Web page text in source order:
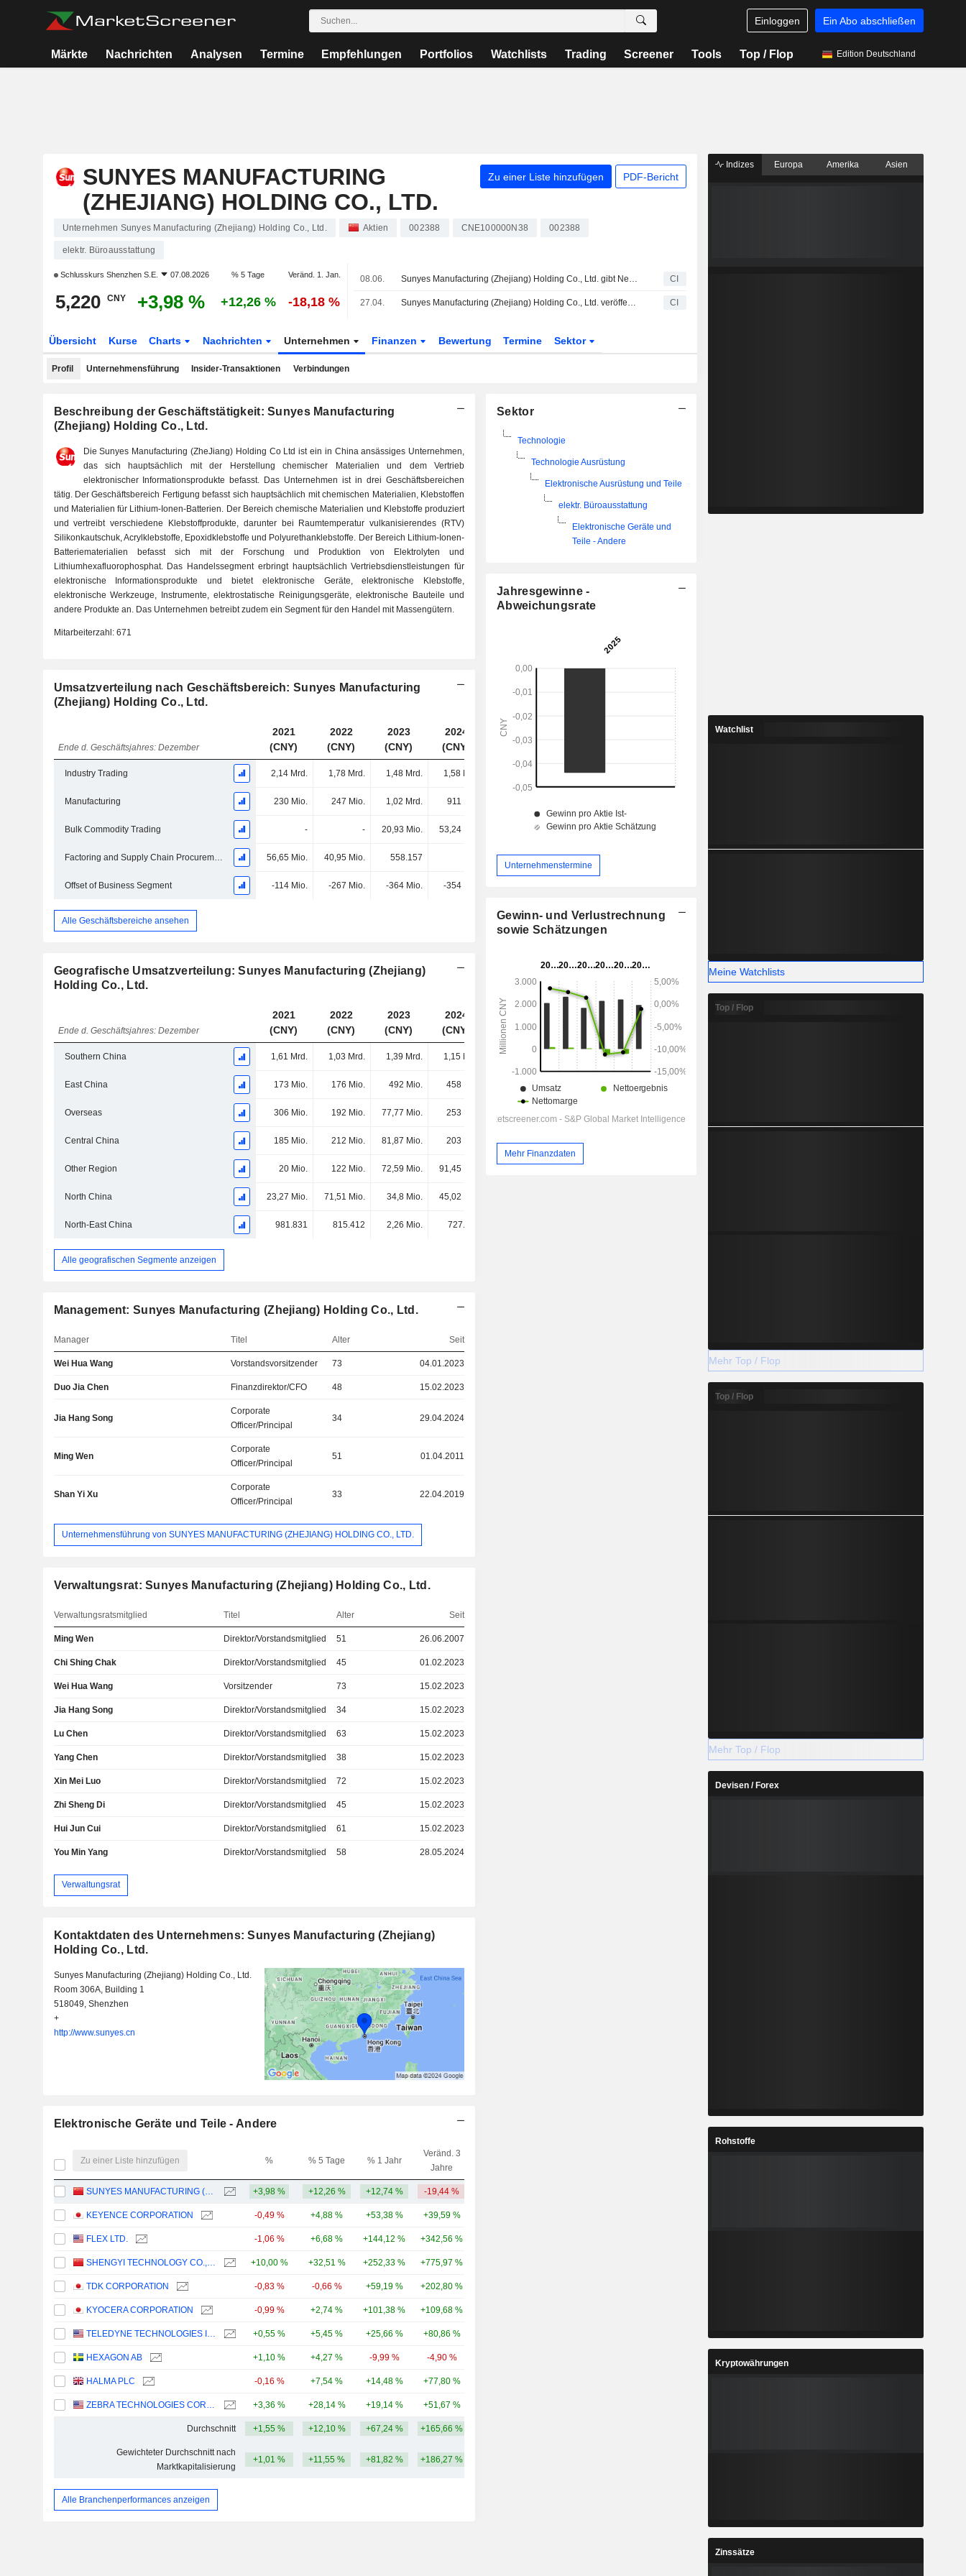
Einloggen Ein Abo abschließen
Märkte Nachrichten Analysen Termine Empfehlungen Portfolios Watchlists Trading Screener Tools Top / Flop Edition Deutschland
SUNYES MANUFACTURING
(ZHEJIANG) HOLDING CO., LTD.
Zu einer Liste hinzufügen PDF-Bericht
Unternehmen Sunyes Manufacturing (Zhejiang) Holding Co., Ltd. Aktien 002388 CNE100000N38 002388
elektr. Büroausstattung
Schlusskurs Shenzhen S.E. 07.08.2026 % 5 Tage Veränd. 1. Jan.
5,220 CNY +3,98 % +12,26 % -18,18 %
08.06. Sunyes Manufacturing (Zhejiang) Holding Co., Ltd. gibt Neubesetzungen im Board bekannt CI
27.04. Sunyes Manufacturing (Zhejiang) Holding Co., Ltd. veröffentlicht Ergebniszahlen für das erste Quartal zum 31. März 2026 CI
Übersicht Kurse Charts Nachrichten Unternehmen Finanzen Bewertung Termine Sektor
Profil Unternehmensführung Insider-Transaktionen Verbindungen
Beschreibung der Geschäftstätigkeit: Sunyes Manufacturing
(Zhejiang) Holding Co., Ltd.
Die Sunyes Manufacturing (ZheJiang) Holding Co Ltd ist ein in China ansässiges Unternehmen,
das sich hauptsächlich mit der Herstellung chemischer Materialien und dem Vertrieb
elektronischer Informationsprodukte befasst. Das Unternehmen ist in drei Geschäftsbereichen
tätig. Der Geschäftsbereich Fertigung befasst sich hauptsächlich mit chemischen Materialien, Klebstoffen
und Materialien für Lithium-Ionen-Batterien. Der Bereich chemische Materialien und Klebstoffe produziert
und vertreibt verschiedene Klebstoffprodukte, darunter bei Raumtemperatur vulkanisierendes (RTV)
Silikonkautschuk, Acrylklebstoffe, Epoxidklebstoffe und Polyurethanklebstoffe. Der Bereich Lithium-Ionen-
Batteriematerialien befasst sich mit der Forschung und Produktion von Elektrolyten und
Lithiumhexafluorophosphat. Das Handelssegment erbringt hauptsächlich Vertriebsdienstleistungen für
elektronische Informationsprodukte und bietet elektronische Geräte, elektronische Klebstoffe,
elektronische Werkzeuge, Instrumente, elektrostatische Reinigungsgeräte, elektronische Bauteile und
andere Produkte an. Das Unternehmen betreibt zudem ein Segment für den Handel mit Massengütern.
Mitarbeiterzahl: 671
Umsatzverteilung nach Geschäftsbereich: Sunyes Manufacturing
(Zhejiang) Holding Co., Ltd.
Ende d. Geschäftsjahres: Dezember
2021
(CNY)
2022
(CNY)
2023
(CNY)
2024
(CNY)
2025
(CNY)
Industry Trading 2,14 Mrd. 1,78 Mrd. 1,48 Mrd. 1,58 Mrd.
Manufacturing 230 Mio. 247 Mio. 1,02 Mrd. 911 Mio.
Bulk Commodity Trading - - 20,93 Mio. 53,24 Mio. 44,48 Mio.
Factoring and Supply Chain Procurement 56,65 Mio. 40,95 Mio. 558.157 -
Offset of Business Segment -114 Mio. -267 Mio. -364 Mio. -354 Mio.
Alle Geschäftsbereiche ansehen
Geografische Umsatzverteilung: Sunyes Manufacturing (Zhejiang)
Holding Co., Ltd.
Ende d. Geschäftsjahres: Dezember
2021
(CNY)
2022
(CNY)
2023
(CNY)
2024
(CNY)
2025
(CNY)
Southern China 1,61 Mrd. 1,03 Mrd. 1,39 Mrd. 1,15 Mrd. 939 Mio.
East China 173 Mio. 176 Mio. 492 Mio. 458 Mio. 385 Mio.
Overseas 306 Mio. 192 Mio. 77,77 Mio. 253 Mio.
Central China 185 Mio. 212 Mio. 81,87 Mio. 203 Mio. 136 Mio.
Other Region 20 Mio. 122 Mio. 72,59 Mio. 91,45 Mio.
North China 23,27 Mio. 71,51 Mio. 34,8 Mio. 45,02 Mio.
North-East China 981.831 815.412 2,26 Mio. 727.261
Alle geografischen Segmente anzeigen
Management: Sunyes Manufacturing (Zhejiang) Holding Co., Ltd.
Manager Titel Alter Seit
Wei Hua Wang Vorstandsvorsitzender 73 04.01.2023
Duo Jia Chen Finanzdirektor/CFO 48 15.02.2023
Jia Hang Song
Corporate
Officer/Principal
34 29.04.2024
Ming Wen
Corporate
Officer/Principal
51 01.04.2011
Shan Yi Xu
Corporate
Officer/Principal
33 22.04.2019
Unternehmensführung von SUNYES MANUFACTURING (ZHEJIANG) HOLDING CO., LTD.
Verwaltungsrat: Sunyes Manufacturing (Zhejiang) Holding Co., Ltd.
Verwaltungsratsmitglied Titel Alter Seit
Ming Wen Direktor/Vorstandsmitglied 51 26.06.2007
Chi Shing Chak Direktor/Vorstandsmitglied 45 01.02.2023
Wei Hua Wang Vorsitzender 73 15.02.2023
Jia Hang Song Direktor/Vorstandsmitglied 34 15.02.2023
Lu Chen Direktor/Vorstandsmitglied 63 15.02.2023
Yang Chen Direktor/Vorstandsmitglied 38 15.02.2023
Xin Mei Luo Direktor/Vorstandsmitglied 72 15.02.2023
Zhi Sheng Di Direktor/Vorstandsmitglied 45 15.02.2023
Hui Jun Cui Direktor/Vorstandsmitglied 61 15.02.2023
You Min Yang Direktor/Vorstandsmitglied 58 28.05.2024
Verwaltungsrat
Kontaktdaten des Unternehmens: Sunyes Manufacturing (Zhejiang)
Holding Co., Ltd.
Sunyes Manufacturing (Zhejiang) Holding Co., Ltd.
Room 306A, Building 1
518049, Shenzhen
+
http://www.sunyes.cn
Elektronische Geräte und Teile - Andere
Zu einer Liste hinzufügen % % 5 Tage % 1 Jahr
Veränd. 3
Jahre
SUNYES MANUFACTURING (ZHEJIANG) HOLDING CO., LTD. +3,98 % +12,26 % +12,74 % -19,44 %
KEYENCE CORPORATION -0,49 % +4,88 % +53,38 % +39,59 %
FLEX LTD. -1,06 % +6,68 % +144,12 % +342,56 %
SHENGYI TECHNOLOGY CO.,LTD. +10,00 % +32,51 % +252,33 % +775,97 %
TDK CORPORATION -0,83 % -0,66 % +59,19 % +202,80 %
KYOCERA CORPORATION -0,99 % +2,74 % +101,38 % +109,68 %
TELEDYNE TECHNOLOGIES INCORPORATED +0,55 % +5,45 % +25,66 % +80,86 %
HEXAGON AB +1,10 % +4,27 % -9,99 % -4,90 %
HALMA PLC -0,16 % +7,54 % +14,48 % +77,80 %
ZEBRA TECHNOLOGIES CORPORATION +3,36 % +28,14 % +19,14 % +51,67 %
Durchschnitt +1,55 % +12,10 % +67,24 % +165,66 %
Gewichteter Durchschnitt nach
Marktkapitalisierung
+1,01 % +11,55 % +81,82 % +186,27 %
Alle Branchenperformances anzeigen
Sektor
Technologie
Technologie Ausrüstung
Elektronische Ausrüstung und Teile
elektr. Büroausstattung
Elektronische Geräte und
Teile - Andere
Jahresgewinne -
Abweichungsrate
Unternehmenstermine
Gewinn- und Verlustrechnung
sowie Schätzungen
Mehr Finanzdaten
Indizes Europa Amerika Asien
Watchlist
Meine Watchlists
Top / Flop
Mehr Top / Flop
Top / Flop
Mehr Top / Flop
Devisen / Forex
Rohstoffe
Kryptowährungen
Zinssätze